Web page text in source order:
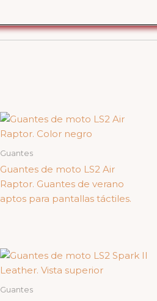
Guantes
Guantes de moto LS2 Air
Raptor. Guantes de verano
aptos para pantallas táctiles.
Guantes